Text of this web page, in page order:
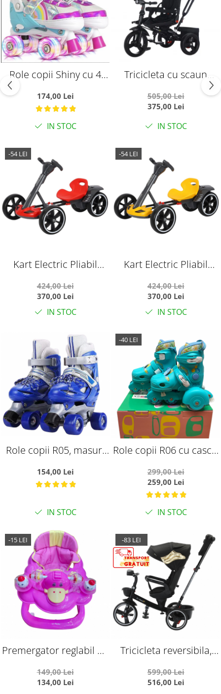
Role copii Shiny cu 4
roti cu lumini, masuri
reglabile 27 - 30, roz, XS
174,00 Lei
IN STOC
Tricicleta cu scaun
reversibil si pozitie de
somn, SL02 - Negru cu
aripi aurii
505,00 Lei
375,00 Lei
IN STOC
-54 LEI
Kart Electric Pliabil
Rosu
424,00 Lei
370,00 Lei
IN STOC
-54 LEI
Kart Electric Pliabil
Galben
424,00 Lei
370,00 Lei
IN STOC
Role copii R05, masuri
albastru, S
154,00 Lei
IN STOC
-40 LEI
Role copii R06 cu casca,
masuri reglabile 26 - 33,
albastru S
299,00 Lei
259,00 Lei
IN STOC
-15 LEI
Premergator reglabil pe
silicon si panou cu
jucarii, Ratusca, roz
149,00 Lei
134,00 Lei
-83 LEI
Tricicleta reversibila,
somn, roata cauciuc, cu
lumini si muzica, SL06
599,00 Lei
516,00 Lei